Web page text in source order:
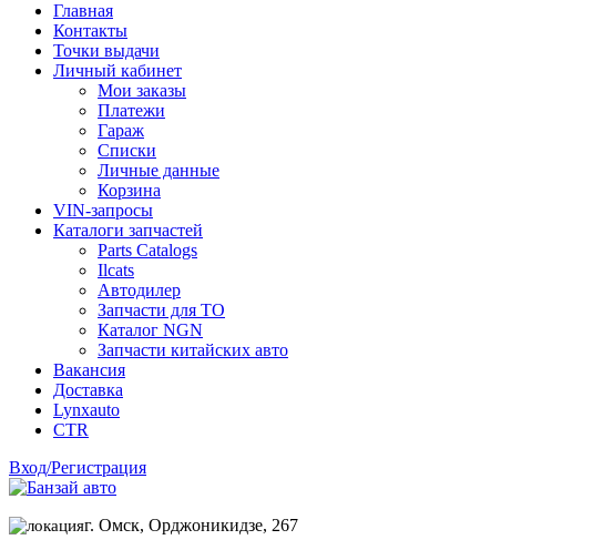
Главная
Контакты
Точки выдачи
Личный кабинет
Мои заказы
Платежи
Гараж
Списки
Личные данные
Корзина
VIN-запросы
Каталоги запчастей
Parts Catalogs
Ilcats
Автодилер
Запчасти для ТО
Каталог NGN
Запчасти китайских авто
Вакансия
Доставка
Lynxauto
CTR
Вход/Регистрация
г. Омск, Орджоникидзе, 267